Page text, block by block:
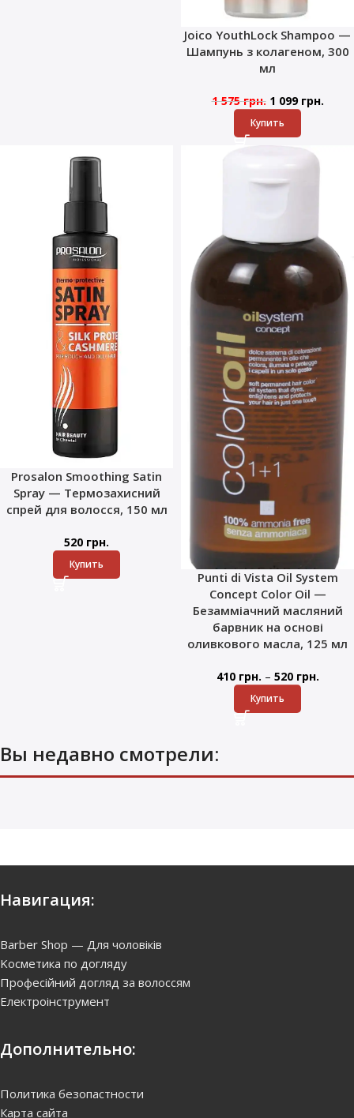
Joico YouthLock Shampoo —
Шампунь з колагеном, 300
мл
1 575грн. 1 099 грн.
Купить
Prosalon Smoothing Satin
Spray — Термозахисний
спрей для волосся, 150 мл
520 грн.
Купить
Punti di Vista Oil System
Concept Color Oil —
Безамміачний масляний
барвник на основі
оливкового масла, 125 мл
410 грн. – 520 грн.
Купить
Вы недавно смотрели:
Навигация:
Barber Shop — Для чоловіків
Kосметика по догляду
Професійний догляд за волоссям
Електроінструмент
Дополнительно:
Политика безопастности
Карта сайта